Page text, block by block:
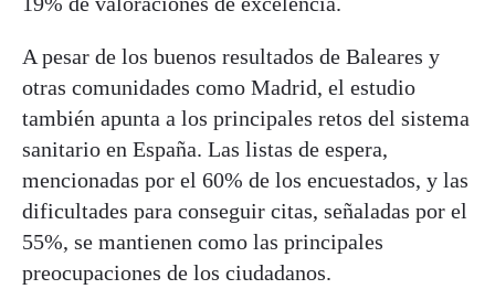
A pesar de los buenos resultados de Baleares y
otras comunidades como Madrid, el estudio
también apunta a los principales retos del sistema
sanitario en España. Las listas de espera,
mencionadas por el 60% de los encuestados, y las
dificultades para conseguir citas, señaladas por el
55%, se mantienen como las principales
preocupaciones de los ciudadanos.